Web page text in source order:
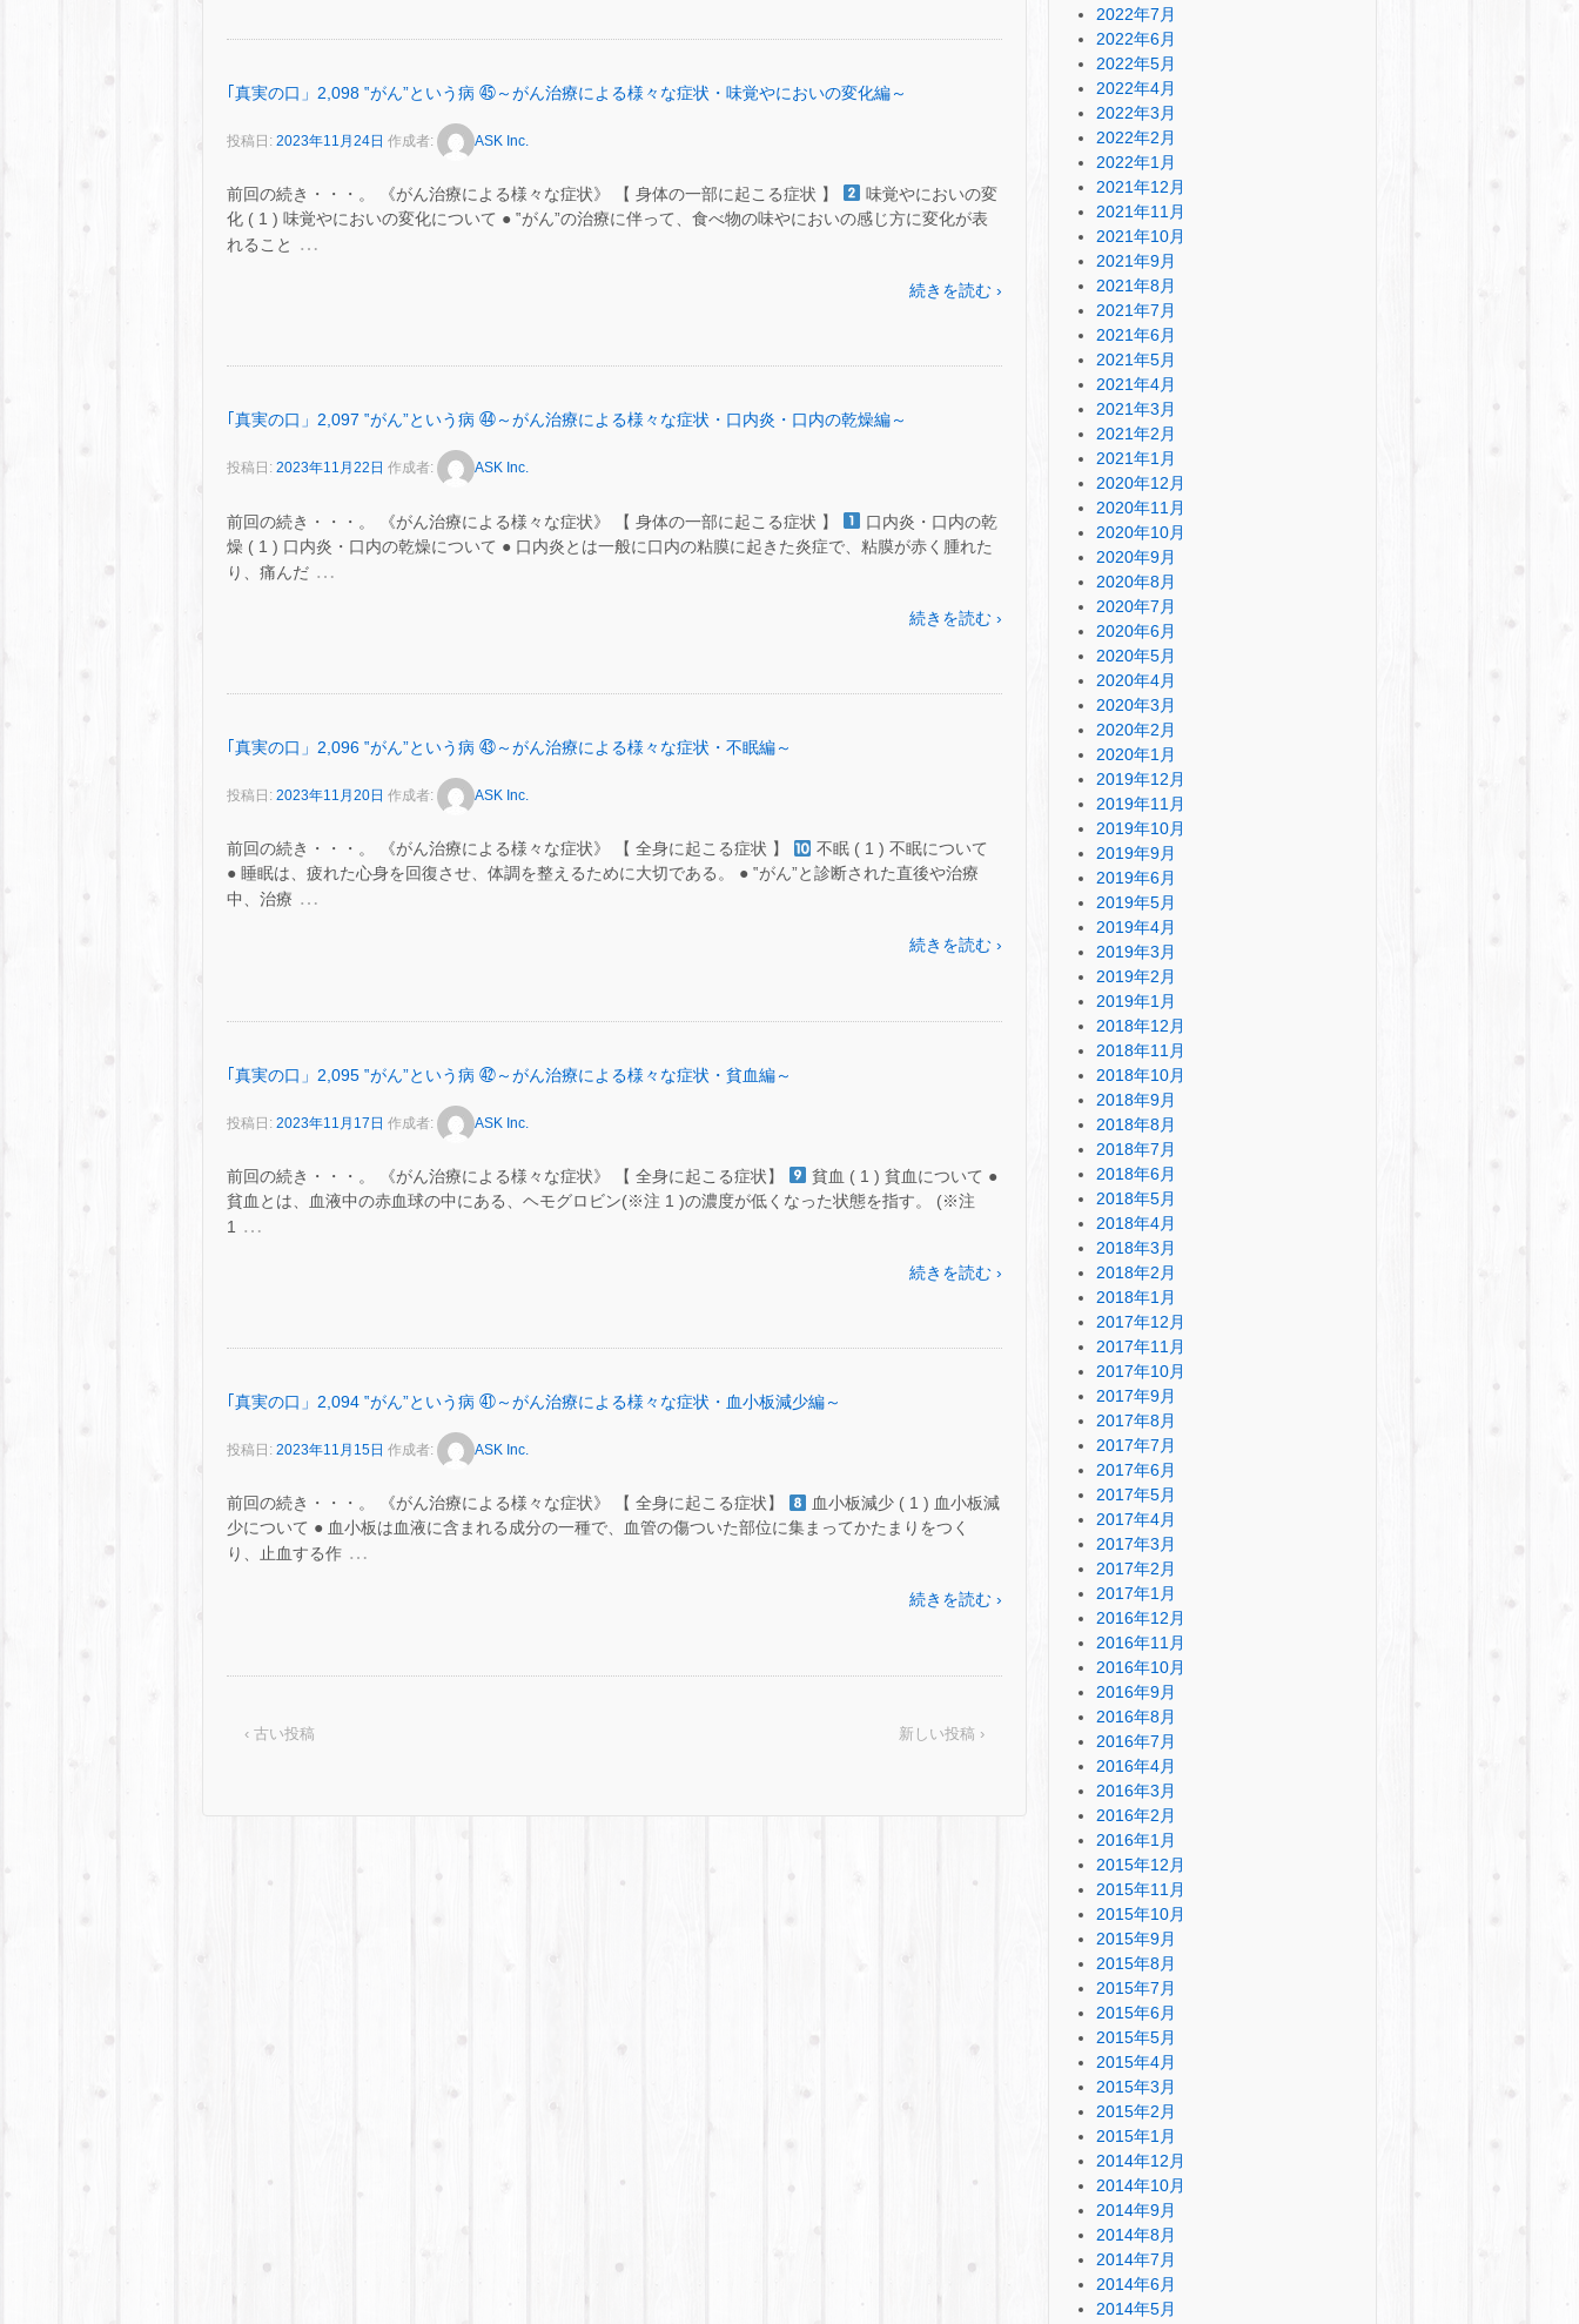
｢真実の口」2,098 ‟がん”という病 ㊺～がん治療による様々な症状・味覚やにおいの変化編～
投稿日: 2023年11月24日 作成者: ASK Inc.
前回の続き・・・。 《がん治療による様々な症状》 【 身体の一部に起こる症状 】
味覚やにおいの変
化 ( 1 ) 味覚やにおいの変化について ● ‟がん”の治療に伴って、食べ物の味やにおいの感じ方に変化が表
れること
…
続きを読む ›
｢真実の口」2,097 ‟がん”という病 ㊹～がん治療による様々な症状・口内炎・口内の乾燥編～
投稿日: 2023年11月22日 作成者: ASK Inc.
前回の続き・・・。 《がん治療による様々な症状》 【 身体の一部に起こる症状 】
口内炎・口内の乾
燥 ( 1 ) 口内炎・口内の乾燥について ● 口内炎とは一般に口内の粘膜に起きた炎症で、粘膜が赤く腫れた
り、痛んだ …
続きを読む ›
｢真実の口」2,096 ‟がん”という病 ㊸～がん治療による様々な症状・不眠編～
投稿日: 2023年11月20日 作成者: ASK Inc.
前回の続き・・・。 《がん治療による様々な症状》 【 全身に起こる症状 】
不眠 ( 1 ) 不眠について
● 睡眠は、疲れた心身を回復させ、体調を整えるために大切である。 ● ‟がん”と診断された直後や治療
中、治療 …
続きを読む ›
｢真実の口」2,095 ‟がん”という病 ㊷～がん治療による様々な症状・貧血編～
投稿日: 2023年11月17日 作成者: ASK Inc.
前回の続き・・・。 《がん治療による様々な症状》 【 全身に起こる症状】
貧血 ( 1 ) 貧血について ●
貧血とは、血液中の赤血球の中にある、ヘモグロビン(※注 1 )の濃度が低くなった状態を指す。 (※注
1
…
続きを読む ›
｢真実の口」2,094 ‟がん”という病 ㊶～がん治療による様々な症状・血小板減少編～
投稿日: 2023年11月15日 作成者: ASK Inc.
前回の続き・・・。 《がん治療による様々な症状》 【 全身に起こる症状】
血小板減少 ( 1 ) 血小板減
少について ● 血小板は血液に含まれる成分の一種で、血管の傷ついた部位に集まってかたまりをつく
り、止血する作 …
続きを読む ›
‹ 古い投稿 新しい投稿 ›
2022年7月
2022年6月
2022年5月
2022年4月
2022年3月
2022年2月
2022年1月
2021年12月
2021年11月
2021年10月
2021年9月
2021年8月
2021年7月
2021年6月
2021年5月
2021年4月
2021年3月
2021年2月
2021年1月
2020年12月
2020年11月
2020年10月
2020年9月
2020年8月
2020年7月
2020年6月
2020年5月
2020年4月
2020年3月
2020年2月
2020年1月
2019年12月
2019年11月
2019年10月
2019年9月
2019年6月
2019年5月
2019年4月
2019年3月
2019年2月
2019年1月
2018年12月
2018年11月
2018年10月
2018年9月
2018年8月
2018年7月
2018年6月
2018年5月
2018年4月
2018年3月
2018年2月
2018年1月
2017年12月
2017年11月
2017年10月
2017年9月
2017年8月
2017年7月
2017年6月
2017年5月
2017年4月
2017年3月
2017年2月
2017年1月
2016年12月
2016年11月
2016年10月
2016年9月
2016年8月
2016年7月
2016年4月
2016年3月
2016年2月
2016年1月
2015年12月
2015年11月
2015年10月
2015年9月
2015年8月
2015年7月
2015年6月
2015年5月
2015年4月
2015年3月
2015年2月
2015年1月
2014年12月
2014年10月
2014年9月
2014年8月
2014年7月
2014年6月
2014年5月